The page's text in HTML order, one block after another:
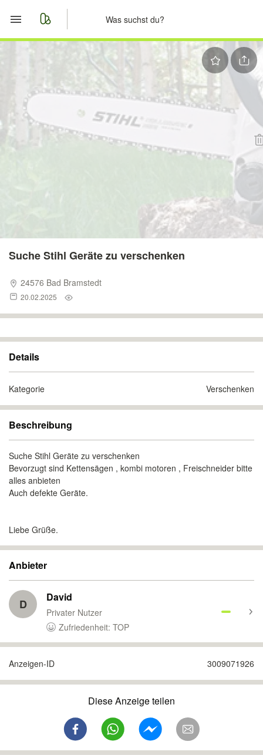
Merkliste
Nachrichten
Anzeige aufgeben
Suche Stihl Geräte zu verschenken
24576 Bad Bramstedt
20.02.2025
Details
Kategorie Verschenken
Beschreibung
Suche Stihl Geräte zu verschenken
Bevorzugt sind Kettensägen , kombi motoren , Freischneider bitte
alles anbieten
Auch defekte Geräte.
Liebe Grüße.
Anbieter
D David
Privater Nutzer
Zufriedenheit: TOP
Anzeigen-ID 3009071926
Diese Anzeige teilen